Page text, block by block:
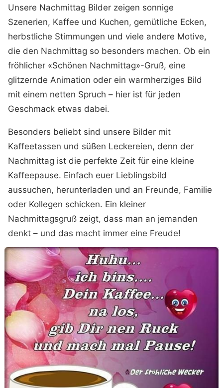
Unsere Nachmittag Bilder zeigen sonnige
Szenerien, Kaffee und Kuchen, gemütliche Ecken,
herbstliche Stimmungen und viele andere Motive,
die den Nachmittag so besonders machen. Ob ein
fröhlicher «Schönen Nachmittag»-Gruß, eine
glitzernde Animation oder ein warmherziges Bild
mit einem netten Spruch – hier ist für jeden
Geschmack etwas dabei.
Besonders beliebt sind unsere Bilder mit
Kaffeetassen und süßen Leckereien, denn der
Nachmittag ist die perfekte Zeit für eine kleine
Kaffeepause. Einfach euer Lieblingsbild
aussuchen, herunterladen und an Freunde, Familie
oder Kollegen schicken. Ein kleiner
Nachmittagsgruß zeigt, dass man an jemanden
denkt – und das macht immer eine Freude!